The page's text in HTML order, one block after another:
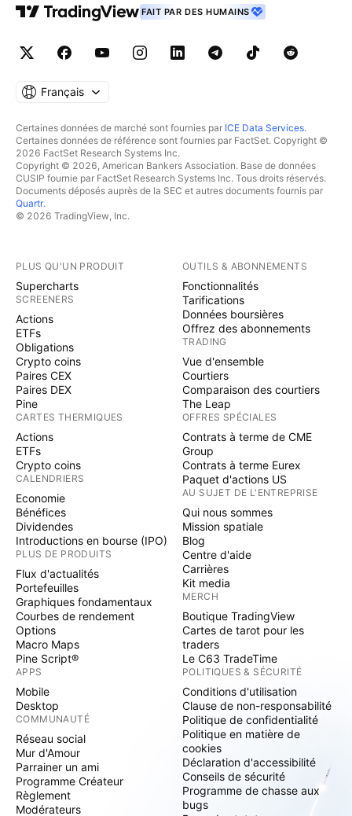
FAIT PAR DES HUMAINS
Français
Certaines données de marché sont fournies par ICE Data Services.
Certaines données de référence sont fournies par FactSet. Copyright ©
2026 FactSet Research Systems Inc.
Copyright © 2026, American Bankers Association. Base de données
CUSIP fournie par FactSet Research Systems Inc. Tous droits réservés.
Documents déposés auprès de la SEC et autres documents fournis par
Quartr.
© 2026 TradingView, Inc.
PLUS QU'UN PRODUIT
Supercharts
SCREENERS
Actions
ETFs
Obligations
Crypto coins
Paires CEX
Paires DEX
Pine
CARTES THERMIQUES
Actions
ETFs
Crypto coins
CALENDRIERS
Economie
Bénéfices
Dividendes
Introductions en bourse (IPO)
PLUS DE PRODUITS
Flux d'actualités
Portefeuilles
Graphiques fondamentaux
Courbes de rendement
Options
Macro Maps
Pine Script®
APPS
Mobile
Desktop
COMMUNAUTÉ
Réseau social
Mur d'Amour
Parrainer un ami
Programme Créateur
Règlement
Modérateurs
OUTILS & ABONNEMENTS
Fonctionnalités
Tarifications
Données boursières
Offrez des abonnements
TRADING
Vue d'ensemble
Courtiers
Comparaison des courtiers
The Leap
OFFRES SPÉCIALES
Contrats à terme de CME
Group
Contrats à terme Eurex
Paquet d'actions US
AU SUJET DE L'ENTREPRISE
Qui nous sommes
Mission spatiale
Blog
Centre d'aide
Carrières
Kit media
MERCH
Boutique TradingView
Cartes de tarot pour les
traders
Le C63 TradeTime
POLITIQUES & SÉCURITÉ
Conditions d'utilisation
Clause de non-responsabilité
Politique de confidentialité
Politique en matière de
cookies
Déclaration d'accessibilité
Conseils de sécurité
Programme de chasse aux
bugs